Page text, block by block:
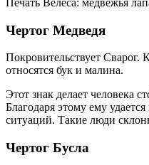
Чертог Медведя
Покровительствует
относятся бук и малина.
Этот знак делает человека
Благодаря этому ему
ситуаций. Такие люди
Чертог Бусла